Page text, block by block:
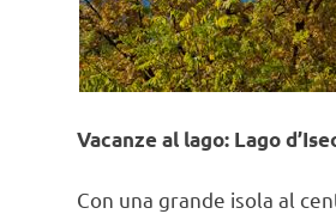
Vacanze al lago: Lago
Con una grande isola al